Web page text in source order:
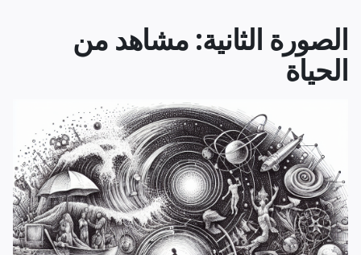
الصورة الثانية: مشاهد من
الحياة